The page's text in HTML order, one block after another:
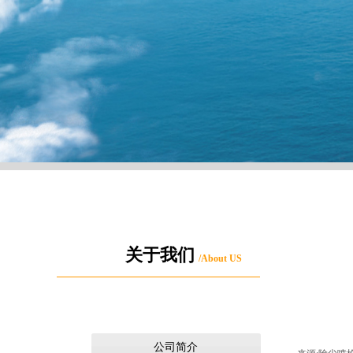
关于我们 /About US
公司简介